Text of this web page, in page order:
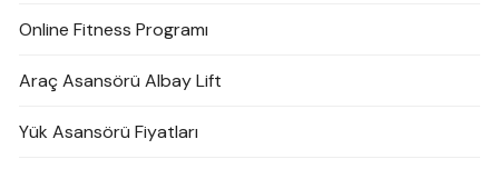
Online Fitness Programı
Araç Asansörü Albay Lift
Yük Asansörü Fiyatları